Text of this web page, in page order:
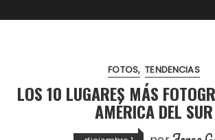
FOTOS TENDENCIAS
LOS 10 LUGARES MÁS
AMÉRICA DEL SUR